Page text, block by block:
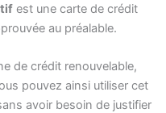
est une carte de crédit
au préalable.
de crédit renouvelable,
pouvez ainsi utiliser cet
avoir besoin de justifier